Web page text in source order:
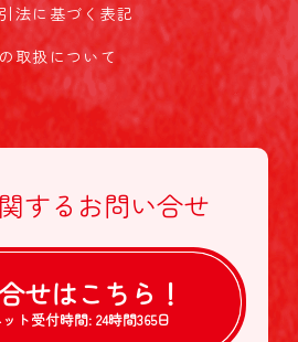
法に基づく表記
取扱について
する お問い合せ
せはこちら！
ト受付時間: 24時間365日